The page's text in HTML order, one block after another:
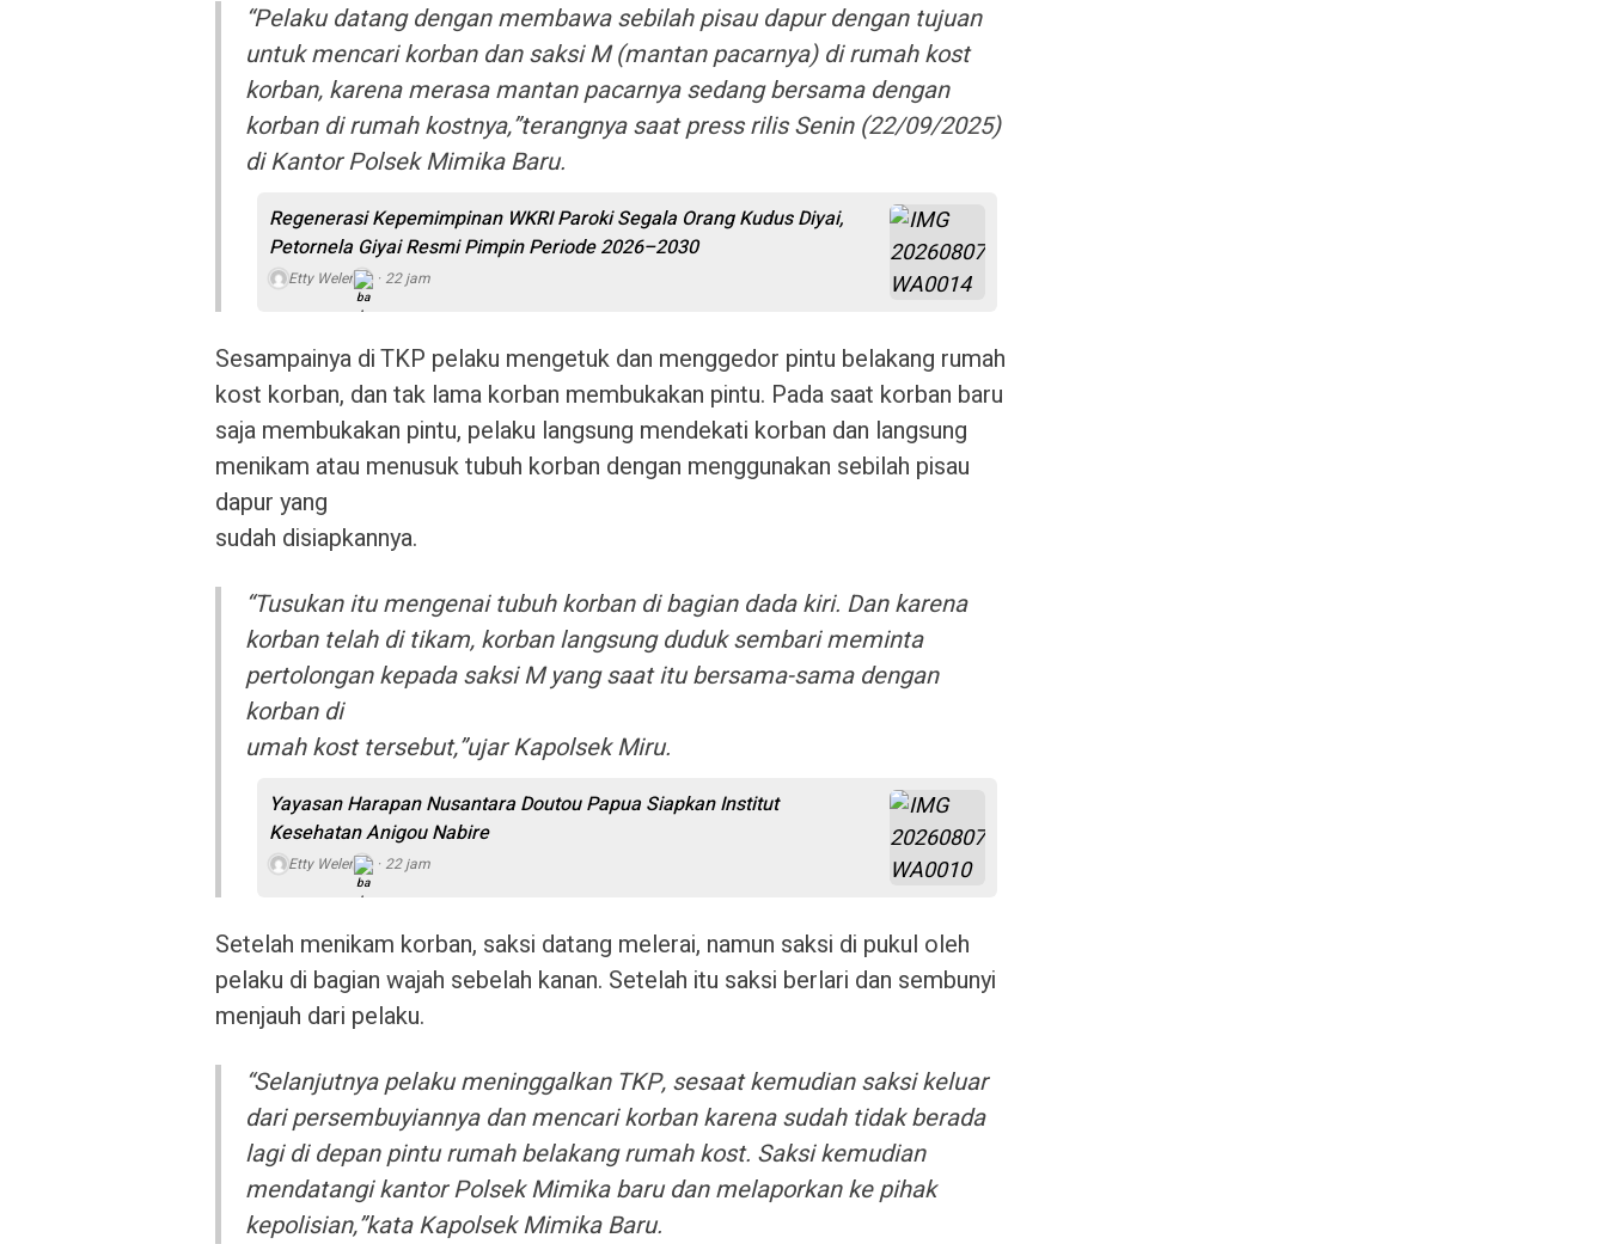
“Pelaku datang dengan membawa sebilah pisau dapur dengan tujuan
untuk mencari korban dan saksi M (mantan pacarnya) di rumah kost
korban, karena merasa mantan pacarnya sedang bersama dengan
korban di rumah kostnya,”terangnya saat press rilis Senin (22/09/2025)
di Kantor Polsek Mimika Baru.
Regenerasi Kepemimpinan WKRI Paroki Segala Orang Kudus Diyai,
Petornela Giyai Resmi Pimpin Periode 2026–2030
Etty Weler 22 jam
Sesampainya di TKP pelaku mengetuk dan menggedor pintu belakang rumah
kost korban, dan tak lama korban membukakan pintu. Pada saat korban baru
saja membukakan pintu, pelaku langsung mendekati korban dan langsung
menikam atau menusuk tubuh korban dengan menggunakan sebilah pisau
dapur yang
sudah disiapkannya.
“Tusukan itu mengenai tubuh korban di bagian dada kiri. Dan karena
korban telah di tikam, korban langsung duduk sembari meminta
pertolongan kepada saksi M yang saat itu bersama-sama dengan
korban di
umah kost tersebut,”ujar Kapolsek Miru.
Yayasan Harapan Nusantara Doutou Papua Siapkan Institut
Kesehatan Anigou Nabire
Etty Weler 22 jam
Setelah menikam korban, saksi datang melerai, namun saksi di pukul oleh
pelaku di bagian wajah sebelah kanan. Setelah itu saksi berlari dan sembunyi
menjauh dari pelaku.
“Selanjutnya pelaku meninggalkan TKP, sesaat kemudian saksi keluar
dari persembuyiannya dan mencari korban karena sudah tidak berada
lagi di depan pintu rumah belakang rumah kost. Saksi kemudian
mendatangi kantor Polsek Mimika baru dan melaporkan ke pihak
kepolisian,”kata Kapolsek Mimika Baru.